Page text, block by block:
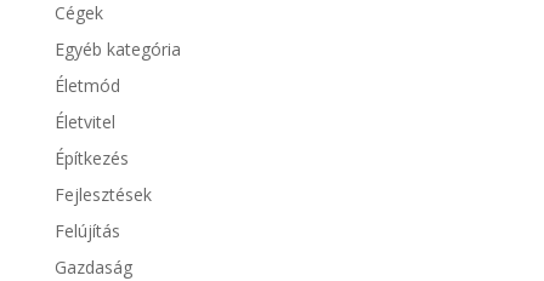
Cégek
Egyéb kategória
Életmód
Életvitel
Építkezés
Fejlesztések
Felújítás
Gazdaság